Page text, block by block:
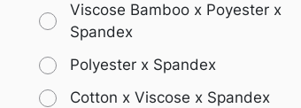
Viscose Bamboo x Poyester x
Spandex
Polyester x Spandex
Cotton x Viscose x Spandex